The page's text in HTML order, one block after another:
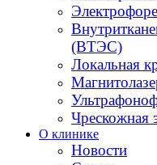
(ВТЭС)
Локальная
Чрескожная
О клинике
Новости